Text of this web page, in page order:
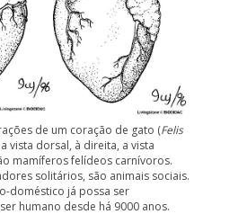
de um coração de gato (Felis
vista dorsal, à direita, a vista
mamíferos felídeos carnívoros.
solitários, são animais sociais.
doméstico já possa ser
humano desde há 9000 anos.